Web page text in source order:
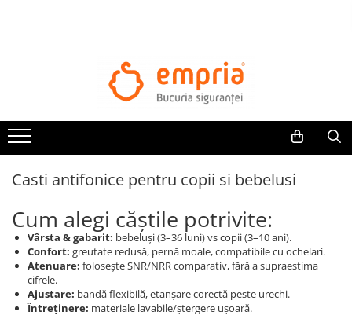
Bariere protectie pentru pat
Protectii mobilier
Protectie colturi mobila copii
Sigurante pentru sertare si usi
Sigurante geamuri si usi glisante
Kituri de siguranta pentru copii si
bebelusi
Casti antifonice pentru copii si bebelusi
Cum alegi căștile potrivite:
Vârsta & gabarit: bebeluși (3–36 luni) vs copii (3–10 ani).
Confort: greutate redusă, pernă moale, compatibile cu ochelari.
Atenuare: folosește SNR/NRR comparativ, fără a supraestima
cifrele.
Ajustare: bandă flexibilă, etanșare corectă peste urechi.
Întreținere: materiale lavabile/ștergere ușoară.